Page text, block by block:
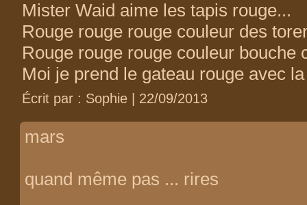
Mister Waid aime les tapis rouge...
Rouge rouge rouge couleur des
Rouge rouge rouge couleur bouche
Moi je prend le gateau rouge avec
Écrit par : Sophie | 22/09/2013
mars
quand même pas ... rires